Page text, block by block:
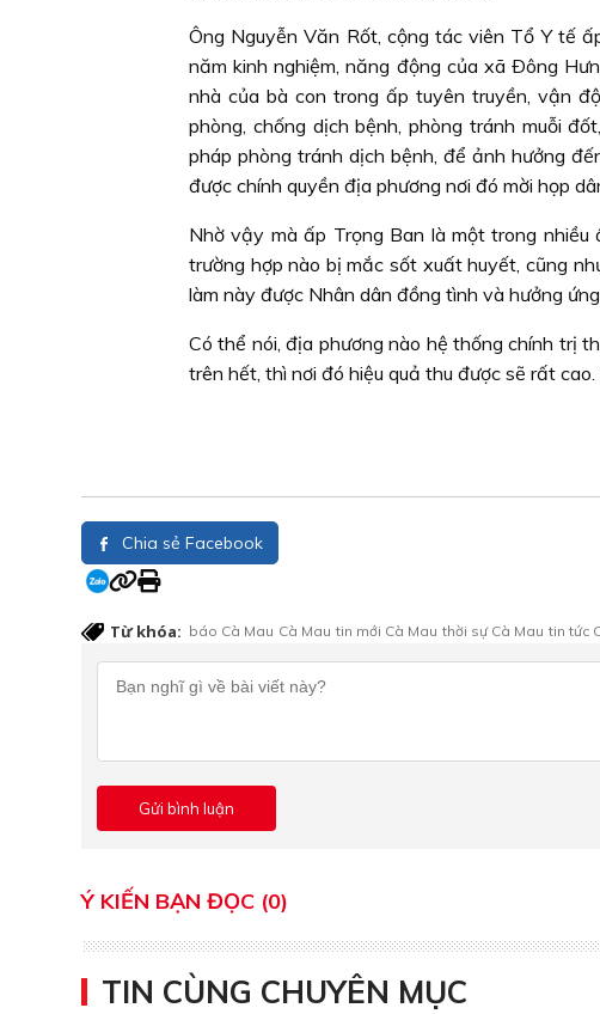
Ông Nguyễn Văn Rốt, cộng tác viên Tổ Y tế
năm kinh nghiệm, năng động của xã Ðông
nhà của bà con trong ấp tuyên truyền, vận
phòng, chống dịch bệnh, phòng tránh muỗi
pháp phòng tránh dịch bệnh, để ảnh hưởng
được chính quyền địa phương nơi đó mời họp
Nhờ vậy mà ấp Trọng Ban là một trong
trường hợp nào bị mắc sốt xuất huyết, cũng
làm này được Nhân dân đồng tình và hưởng
Có thể nói, địa phương nào hệ thống chính trị
trên hết, thì nơi đó hiệu quả thu được sẽ rất
Chia sẻ Facebook
Từ khóa: báo Cà Mau Cà Mau tin mới Cà Mau thời sự Cà Mau tin tức
Ý KIẾN BẠN ĐỌC (0)
TIN CÙNG CHUYÊN MỤC